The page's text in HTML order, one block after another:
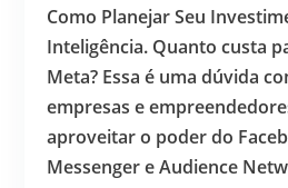
Como Planejar Seu
Inteligência. Quanto custa
Meta? Essa é uma dúvida
empresas e
aproveitar o poder do
Messenger e Audience